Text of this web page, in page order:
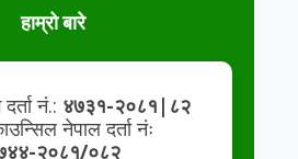
हाम्रो बारे
नं.: ४७३१-२०८१|८२
नेपाल दर्ता नंः
२०८१/०८२